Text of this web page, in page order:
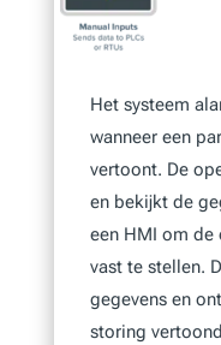
Het systeem
wanneer een
vertoont. De
en bekijkt de
een HMI om de
vast te stellen.
gegevens en
storing